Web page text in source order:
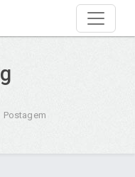
Postagem